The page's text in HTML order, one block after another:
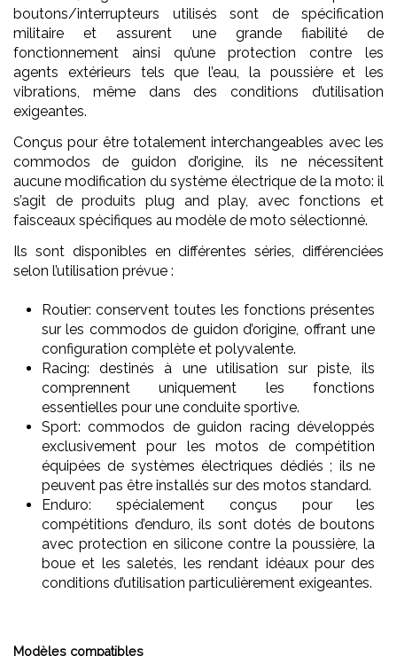
boutons/interrupteurs utilisés sont de spécification
militaire et assurent une grande fiabilité de
fonctionnement ainsi qu’une protection contre les
agents extérieurs tels que l’eau, la poussière et les
vibrations, même dans des conditions d’utilisation
exigeantes.
Conçus pour être totalement interchangeables avec les
commodos de guidon d’origine, ils ne nécessitent
aucune modification du système électrique de la moto: il
s’agit de produits plug and play, avec fonctions et
faisceaux spécifiques au modèle de moto sélectionné.
Ils sont disponibles en différentes séries, différenciées
selon l’utilisation prévue :
Routier: conservent toutes les fonctions présentes
sur les commodos de guidon d’origine, offrant une
configuration complète et polyvalente.
Racing: destinés à une utilisation sur piste, ils
comprennent uniquement les fonctions
essentielles pour une conduite sportive.
Sport: commodos de guidon racing développés
exclusivement pour les motos de compétition
équipées de systèmes électriques dédiés ; ils ne
peuvent pas être installés sur des motos standard.
Enduro: spécialement conçus pour les
compétitions d’enduro, ils sont dotés de boutons
avec protection en silicone contre la poussière, la
boue et les saletés, les rendant idéaux pour des
conditions d’utilisation particulièrement exigeantes.
Modèles compatibles